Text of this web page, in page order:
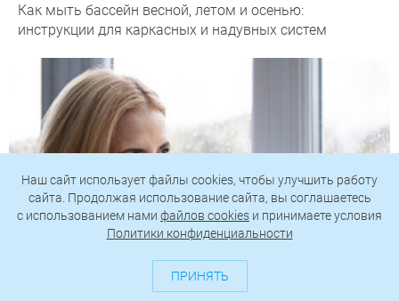
Как мыть бассейн весной, летом и осенью:
инструкции для каркасных и надувных систем
Наш сайт использует файлы cookies, чтобы улучшить работу
сайта. Продолжая использование сайта, вы соглашаетесь
c использованием нами файлов cookies и принимаете условия
Политики конфиденциальности
ПРИНЯТЬ